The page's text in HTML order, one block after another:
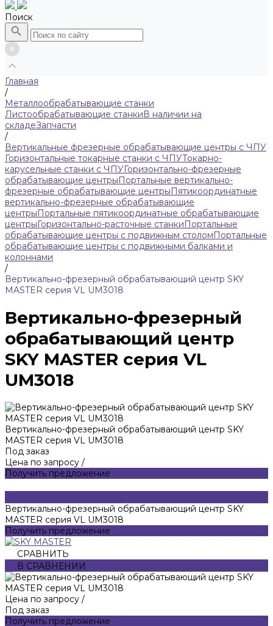
Поиск
Главная
/
Металлообрабатывающие станки
Листообрабатывающие станкиВ наличии на
складеЗапчасти
/
Вертикальные фрезерные обрабатывающие центры с ЧПУ
Горизонтальные токарные станки с ЧПУТокарно-
карусельные станки с ЧПУГоризонтально-фрезерные
обрабатывающие центрыПортальные вертикально-
фрезерные обрабатывающие центрыПятикоординатные
вертикально-фрезерные обрабатывающие
центрыПортальные пятикоординатные обрабатывающие
центрыГоризонтально-расточные станкиПортальные
обрабатывающие центры с подвижным столомПортальные
обрабатывающие центры с подвижными балками и
колоннами
/
Вертикально-фрезерный обрабатывающий центр SKY
MASTER серия VL UM3018
Вертикально-фрезерный
обрабатывающий центр
SKY MASTER серия VL
UM3018
Вертикально-фрезерный обрабатывающий центр SKY
MASTER серия VL UM3018
Под заказ
Цена по запросу /
Получить предложение
Вертикально-фрезерный обрабатывающий центр SKY
MASTER серия VL UM3018
Получить предложение
СРАВНИТЬ
В СРАВНЕНИИ
Цена по запросу /
Под заказ
Получить предложение